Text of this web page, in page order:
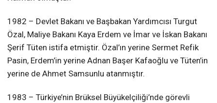
1982 – Devlet Bakanı ve Başbakan Yardımcısı Turgut
Özal, Maliye Bakanı Kaya Erdem ve İmar ve İskan Bakanı
Şerif Tüten istifa etmiştir. Özal’ın yerine Sermet Refik
Pasin, Erdem’in yerine Adnan Başer Kafaoğlu ve Tüten’in
yerine de Ahmet Samsunlu atanmıştır.
1983 – Türkiye’nin Brüksel Büyükelçiliği’nde görevli